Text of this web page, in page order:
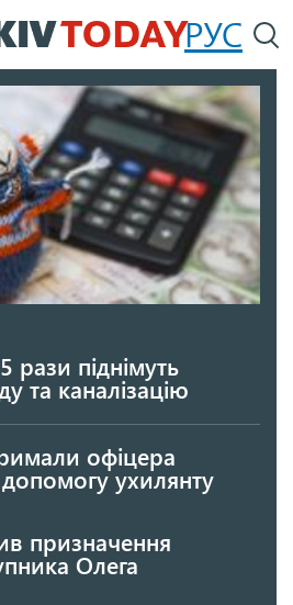
Перейти
до
вмісту
РУС
рази піднімуть
та каналізацію
офіцера
допомогу ухилянту
призначення
Олега